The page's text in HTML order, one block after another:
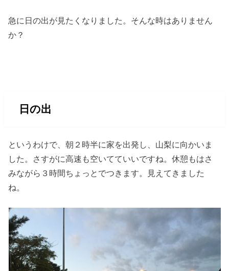
急に日の出が見たくなりました。そんな時はありません
か？
日の出
というわけで、朝２時半に家を出発し、山梨に向かいま
した。さすがに高速も空いてていいですね。休憩もはさ
みながら３時間ちょっとでつきます。見えてきました
ね。